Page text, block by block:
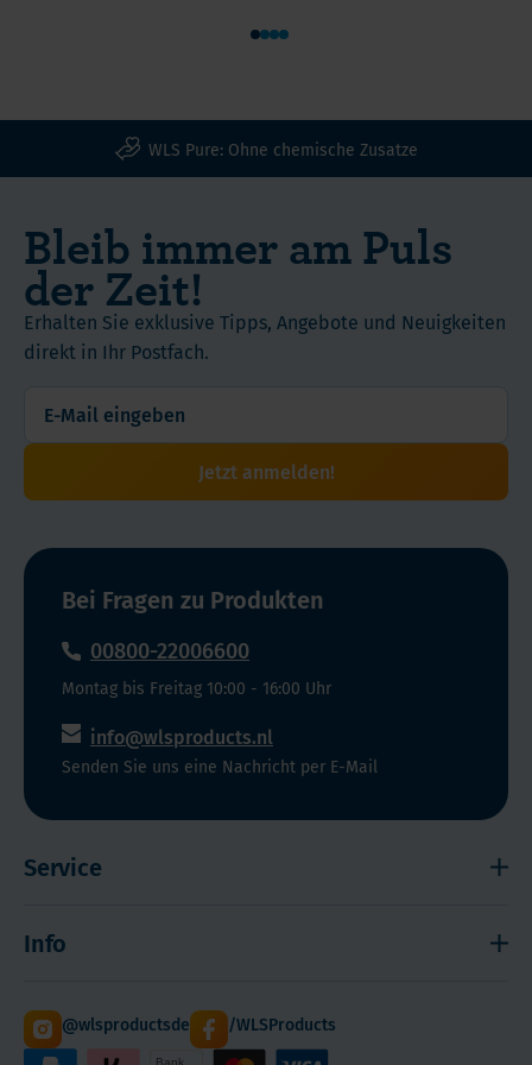
1234
WLS Pure: Ohne chemische Zusatze
Bleib immer am Puls
der Zeit!
Erhalten Sie exklusive Tipps, Angebote und Neuigkeiten
direkt in Ihr Postfach.
Jetzt anmelden!
Bei Fragen zu Produkten
00800-22006600
Montag bis Freitag 10:00 - 16:00 Uhr
info@wlsproducts.nl
Senden Sie uns eine Nachricht per E-Mail
Service
Sitemap
Info
Staffelrabatt
@wlsproductsde /WLSProducts